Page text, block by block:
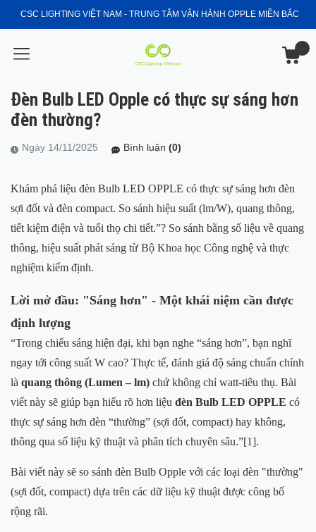
CSC LIGHTING VIỆT NAM - TRUNG TÂM VẬN HÀNH OPPLE MIỀN BẮC
Đèn Bulb LED Opple có thực sự sáng hơn
đèn thường?
Ngày 14/11/2025 Bình luận (0)
Khám phá liệu đèn Bulb LED OPPLE có thực sự sáng hơn đèn
sợi đốt và đèn compact. So sánh hiệu suất (lm/W), quang thông,
tiết kiệm điện và tuổi thọ chi tiết.”? So sánh bằng số liệu về quang
thông, hiệu suất phát sáng từ Bộ Khoa học Công nghệ và thực
nghiệm kiểm định.
Lời mở đầu: "Sáng hơn" - Một khái niệm cần được
định lượng
“Trong chiếu sáng hiện đại, khi bạn nghe “sáng hơn”, bạn nghĩ
ngay tới công suất W cao? Thực tế, đánh giá độ sáng chuẩn chính
là quang thông (Lumen – lm) chứ không chỉ watt-tiêu thụ. Bài
viết này sẽ giúp bạn hiểu rõ hơn liệu đèn Bulb LED OPPLE có
thực sự sáng hơn đèn “thường” (sợi đốt, compact) hay không,
thông qua số liệu kỹ thuật và phân tích chuyên sâu.”[1].
Bài viết này sẽ so sánh đèn Bulb Opple với các loại đèn "thường"
(sợi đốt, compact) dựa trên các dữ liệu kỹ thuật được công bố
rộng rãi.